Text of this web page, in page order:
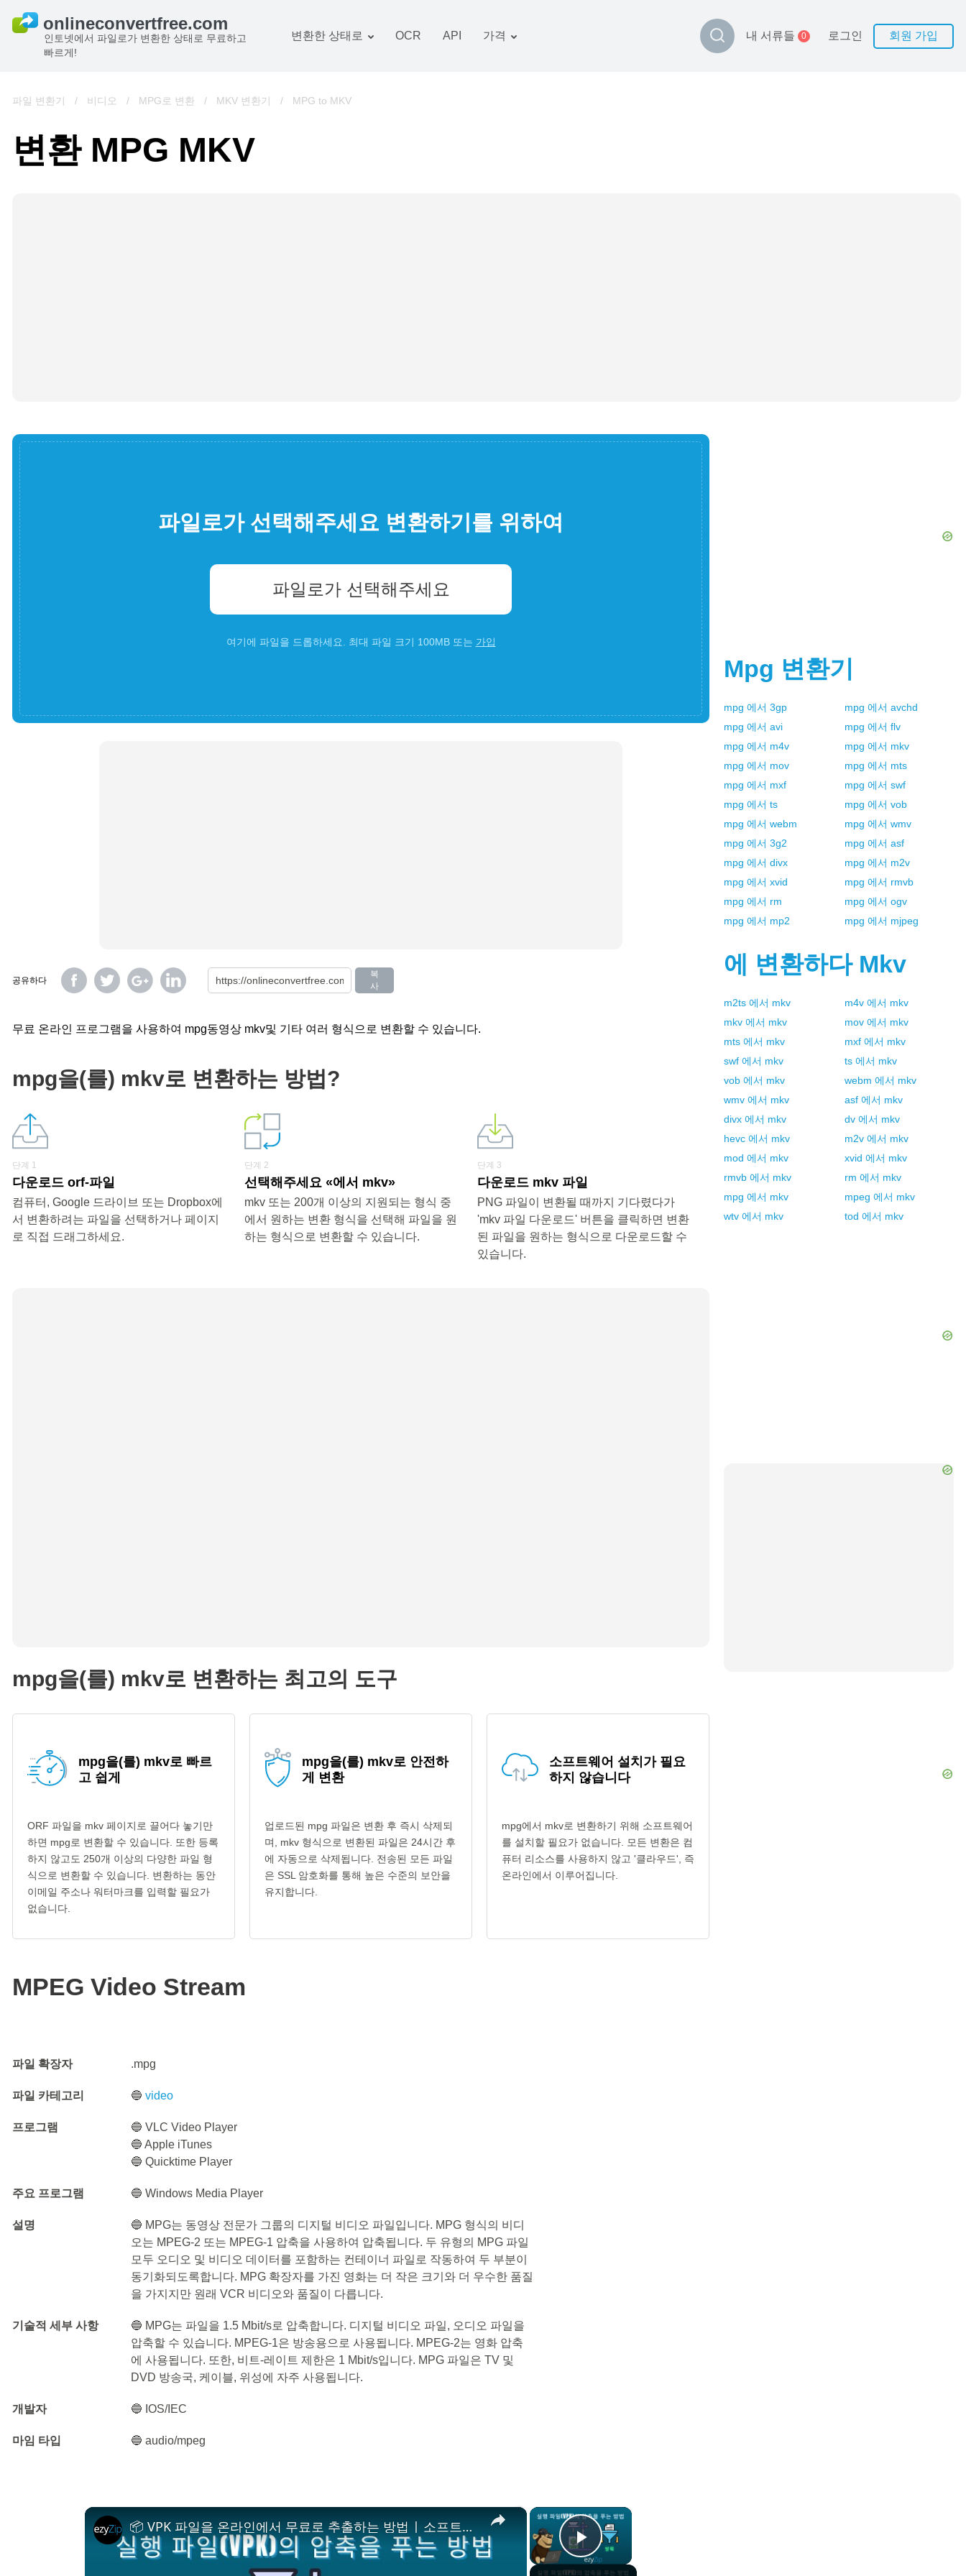
인토넷에서 파일로가 변환한 상태로 무료하고
빠르게!
변환한 상태로
그림 변환기
OCR API 가격 내 서류들 0 로그인 회원 가입
파일 변환기 / 비디오 / MPG로 변환 / MKV 변환기 / MPG to MKV
변환 MPG MKV
파일로가 선택해주세요 변환하기를 위하여
파일로가 선택해주세요
여기에 파일을 드롭하세요. 최대 파일 크기 100MB 또는 가입
공유하다
복
사
무료 온라인 프로그램을 사용하여 mpg동영상 mkv및 기타 여러 형식으로 변환할 수 있습니다.
mpg을(를) mkv로 변환하는 방법?
단계 1
다운로드 orf-파일
컴퓨터, Google 드라이브 또는 Dropbox에
서 변환하려는 파일을 선택하거나 페이지
로 직접 드래그하세요.
단계 2
선택해주세요 «에서 mkv»
mkv 또는 200개 이상의 지원되는 형식 중
에서 원하는 변환 형식을 선택해 파일을 원
하는 형식으로 변환할 수 있습니다.
단계 3
다운로드 mkv 파일
PNG 파일이 변환될 때까지 기다렸다가
'mkv 파일 다운로드' 버튼을 클릭하면 변환
된 파일을 원하는 형식으로 다운로드할 수
있습니다.
mpg을(를) mkv로 변환하는 최고의 도구
mpg을(를) mkv로 빠르
고 쉽게
ORF 파일을 mkv 페이지로 끌어다 놓기만
하면 mpg로 변환할 수 있습니다. 또한 등록
하지 않고도 250개 이상의 다양한 파일 형
식으로 변환할 수 있습니다. 변환하는 동안
이메일 주소나 워터마크를 입력할 필요가
없습니다.
mpg을(를) mkv로 안전하
게 변환
업로드된 mpg 파일은 변환 후 즉시 삭제되
며, mkv 형식으로 변환된 파일은 24시간 후
에 자동으로 삭제됩니다. 전송된 모든 파일
은 SSL 암호화를 통해 높은 수준의 보안을
유지합니다.
소프트웨어 설치가 필요
하지 않습니다
mpg에서 mkv로 변환하기 위해 소프트웨어
를 설치할 필요가 없습니다. 모든 변환은 컴
퓨터 리소스를 사용하지 않고 '클라우드', 즉
온라인에서 이루어집니다.
MPEG Video Stream
파일 확장자 .mpg
파일 카테고리 🔵video
프로그램
🔵 VLC Video Player
🔵 Apple iTunes
🔵 Quicktime Player
주요 프로그램 🔵 Windows Media Player
설명
🔵 MPG는 동영상 전문가 그룹의 디지털 비디오 파일입니다. MPG 형식의 비디
오는 MPEG-2 또는 MPEG-1 압축을 사용하여 압축됩니다. 두 유형의 MPG 파일
모두 오디오 및 비디오 데이터를 포함하는 컨테이너 파일로 작동하여 두 부분이
동기화되도록합니다. MPG 확장자를 가진 영화는 더 작은 크기와 더 우수한 품질
을 가지지만 원래 VCR 비디오와 품질이 다릅니다.
기술적 세부 사항
🔵 MPG는 파일을 1.5 Mbit/s로 압축합니다. 디지털 비디오 파일, 오디오 파일을
압축할 수 있습니다. MPEG-1은 방송용으로 사용됩니다. MPEG-2는 영화 압축
에 사용됩니다. 또한, 비트-레이트 제한은 1 Mbit/s입니다. MPG 파일은 TV 및
DVD 방송국, 케이블, 위성에 자주 사용됩니다.
개발자 🔵 IOS/IEC
마임 타입 🔵 audio/mpeg
×
Play Video
×
📦 VPK 파일을 온라인에서 무료로 추출하는 방법 | 소프트웨어 설치 불필요
Mpg 변환기
mpg 에서 3gp mpg 에서 avchd
mpg 에서 avi mpg 에서 flv
mpg 에서 m4v mpg 에서 mkv
mpg 에서 mov mpg 에서 mts
mpg 에서 mxf mpg 에서 swf
mpg 에서 ts mpg 에서 vob
mpg 에서 webm mpg 에서 wmv
mpg 에서 3g2 mpg 에서 asf
mpg 에서 divx mpg 에서 m2v
mpg 에서 xvid mpg 에서 rmvb
mpg 에서 rm mpg 에서 ogv
mpg 에서 mp2 mpg 에서 mjpeg
에 변환하다 Mkv
m2ts 에서 mkv m4v 에서 mkv
mkv 에서 mkv mov 에서 mkv
mts 에서 mkv mxf 에서 mkv
swf 에서 mkv ts 에서 mkv
vob 에서 mkv webm 에서 mkv
wmv 에서 mkv asf 에서 mkv
divx 에서 mkv dv 에서 mkv
hevc 에서 mkv m2v 에서 mkv
mod 에서 mkv xvid 에서 mkv
rmvb 에서 mkv rm 에서 mkv
mpg 에서 mkv mpeg 에서 mkv
wtv 에서 mkv tod 에서 mkv